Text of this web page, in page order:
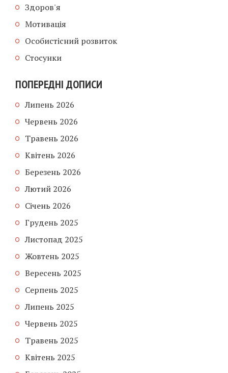
Здоров'я
Мотивація
Особистісний розвиток
Стосунки
ПОПЕРЕДНІ ДОПИСИ
Липень 2026
Червень 2026
Травень 2026
Квітень 2026
Березень 2026
Лютий 2026
Січень 2026
Грудень 2025
Листопад 2025
Жовтень 2025
Вересень 2025
Серпень 2025
Липень 2025
Червень 2025
Травень 2025
Квітень 2025